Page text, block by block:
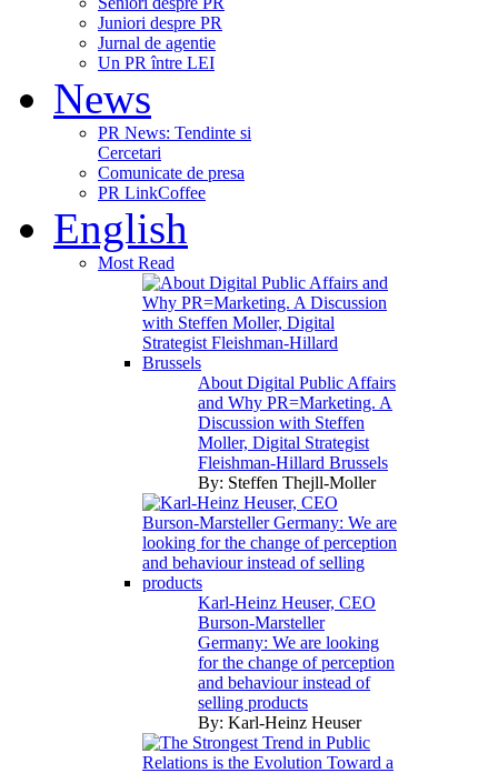
Juniori despre PR
Jurnal de agentie
Un PR între LEI
News
PR News: Tendinte si
Cercetari
Comunicate de presa
PR LinkCoffee
English
Most Read
About Digital Public Affairs
and Why PR=Marketing. A
Discussion with Steffen
Moller, Digital Strategist
Fleishman-Hillard Brussels
By: Steffen Thejll-Moller
Karl-Heinz Heuser, CEO
Burson-Marsteller
Germany: We are looking
for the change of perception
and behaviour instead of
selling products
By: Karl-Heinz Heuser